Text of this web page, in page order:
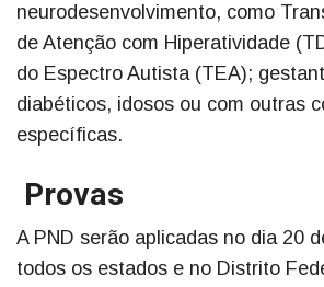
neurodesenvolvimento, como
de Atenção com Hiperatividade
do Espectro Autista (TEA);
diabéticos, idosos ou com outras
específicas.
Provas
A PND serão aplicadas no dia 20
todos os estados e no Distrito